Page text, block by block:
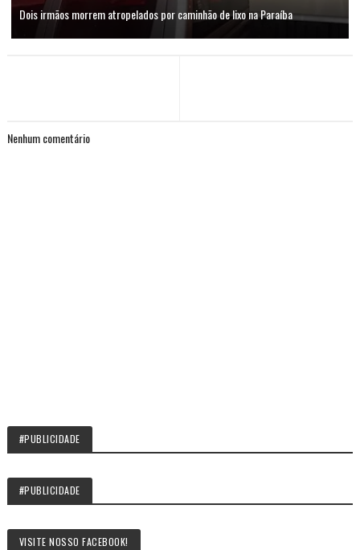
Dois irmãos morrem atropelados por caminhão de lixo na Paraíba
Nenhum comentário
#PUBLICIDADE
#PUBLICIDADE
VISITE NOSSO FACEBOOK!